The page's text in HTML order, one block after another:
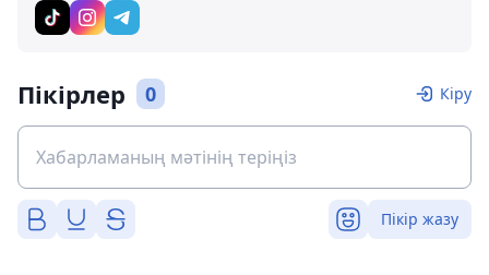
Пікірлер 0 Кіру
Пікір жазу